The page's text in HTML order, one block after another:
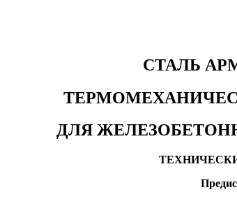
СТАЛЬ
ДЛЯ